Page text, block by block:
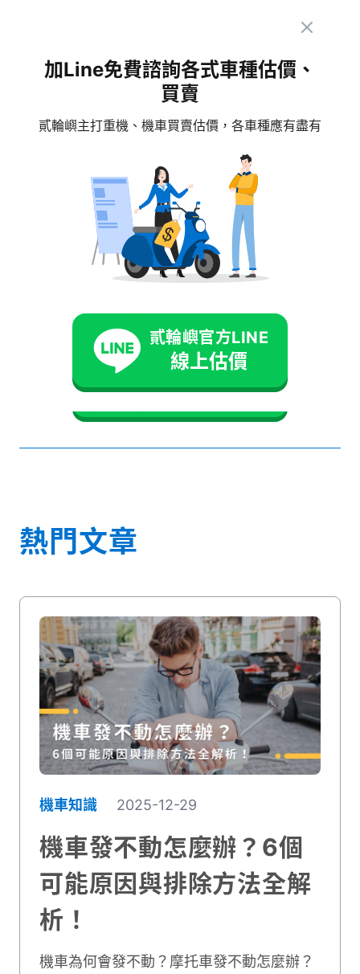
加Line免費諮詢各式車種估價、
買賣
貳輪嶼主打重機、機車買賣估價，各車種應有盡有
貳輪嶼官方LINE
線上估價
機油。定期檢查密封元件、活塞環和氣門系統狀
況，及早發現問題並處理。
透過這些預防措施，能大幅降低機車吃黑油問題的
發生機率。良好的保養習慣不只能避免昂貴的維修
費用，更能讓愛車保持最佳性能狀態，延長使用壽
點擊下方按鈕，讓貳輪嶼專業的客服
為您服務
貳輪嶼官方LINE
免費諮詢
熱門文章
機車知識 2025-12-29
機車發不動怎麼辦？6個
可能原因與排除方法全解
析！
機車為何會發不動？摩托車發不動怎麼辦？